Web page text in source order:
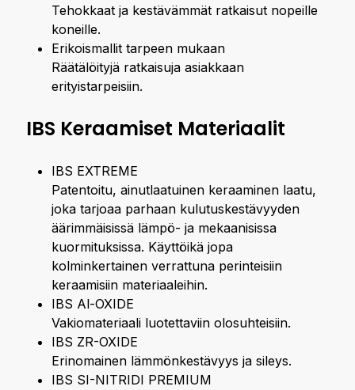
Tehokkaat ja kestävämmät ratkaisut nopeille
koneille.
Erikoismallit tarpeen mukaan
Räätälöityjä ratkaisuja asiakkaan
erityistarpeisiin.
IBS Keraamiset Materiaalit
IBS EXTREME
Patentoitu, ainutlaatuinen keraaminen laatu,
joka tarjoaa parhaan kulutuskestävyyden
äärimmäisissä lämpö- ja mekaanisissa
kuormituksissa. Käyttöikä jopa
kolminkertainen verrattuna perinteisiin
keraamisiin materiaaleihin.
IBS Al-OXIDE
Vakiomateriaali luotettaviin olosuhteisiin.
IBS ZR-OXIDE
Erinomainen lämmönkestävyys ja sileys.
IBS SI-NITRIDI PREMIUM